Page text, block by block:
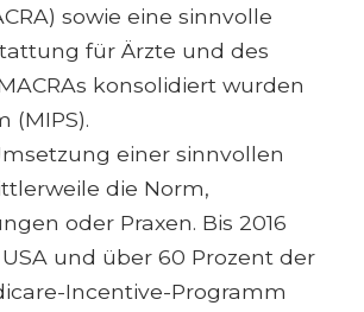
sowie eine sinnvolle
für Ärzte und des
konsolidiert wurden
(MIPS).
einer sinnvollen
die Norm,
oder Praxen. Bis 2016
und über 60 Prozent der
Incentive-Programm